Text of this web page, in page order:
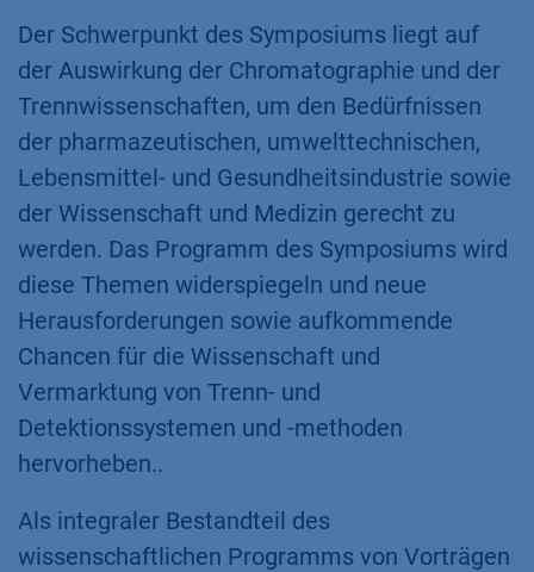
Der Schwerpunkt des Symposiums liegt auf
der Auswirkung der Chromatographie und der
Trennwissenschaften, um den Bedürfnissen
der pharmazeutischen, umwelttechnischen,
Lebensmittel- und Gesundheitsindustrie sowie
der Wissenschaft und Medizin gerecht zu
werden. Das Programm des Symposiums wird
diese Themen widerspiegeln und neue
Herausforderungen sowie aufkommende
Chancen für die Wissenschaft und
Vermarktung von Trenn- und
Detektionssystemen und -methoden
hervorheben..
Als integraler Bestandteil des
wissenschaftlichen Programms von Vorträgen